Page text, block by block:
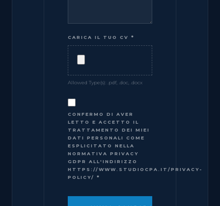
CARICA IL TUO CV *
Allowed Type(s): .pdf, .doc, .docx
CONFERMO DI AVER
LETTO E ACCETTO IL
TRATTAMENTO DEI MIEI
DATI PERSONALI COME
ESPLICITATO NELLA
NORMATIVA PRIVACY
GDPR ALL'INDIRIZZO
HTTPS://WWW.STUDIOCPA.IT/PRIVACY-
POLICY/ *